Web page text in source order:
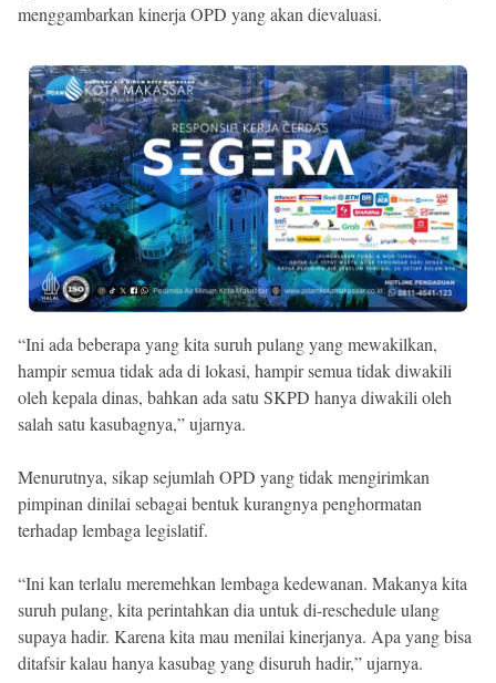
menggambarkan kinerja OPD yang akan dievaluasi.
“Ini ada beberapa yang kita suruh pulang yang mewakilkan,
hampir semua tidak ada di lokasi, hampir semua tidak diwakili
oleh kepala dinas, bahkan ada satu SKPD hanya diwakili oleh
salah satu kasubagnya,” ujarnya.
Menurutnya, sikap sejumlah OPD yang tidak mengirimkan
pimpinan dinilai sebagai bentuk kurangnya penghormatan
terhadap lembaga legislatif.
“Ini kan terlalu meremehkan lembaga kedewanan. Makanya kita
suruh pulang, kita perintahkan dia untuk di-reschedule ulang
supaya hadir. Karena kita mau menilai kinerjanya. Apa yang bisa
ditafsir kalau hanya kasubag yang disuruh hadir,” ujarnya.